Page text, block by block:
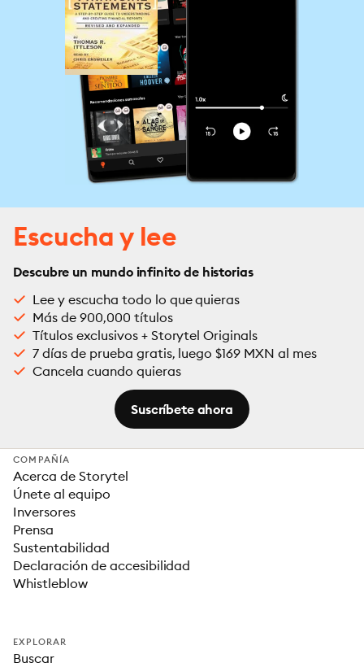
Escucha y lee
Descubre un mundo infinito de historias
Lee y escucha todo lo que quieras
Más de 900,000 títulos
Títulos exclusivos + Storytel Originals
7 días de prueba gratis, luego $169 MXN al mes
Cancela cuando quieras
Suscríbete ahora
COMPAÑÍA
Acerca de Storytel
Únete al equipo
Inversores
Prensa
Sustentabilidad
Declaración de accesibilidad
Whistleblow
EXPLORAR
Buscar